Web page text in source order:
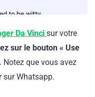
Da Vinci sur votre
sur le bouton « Use
Notez que vous avez
sur Whatsapp.